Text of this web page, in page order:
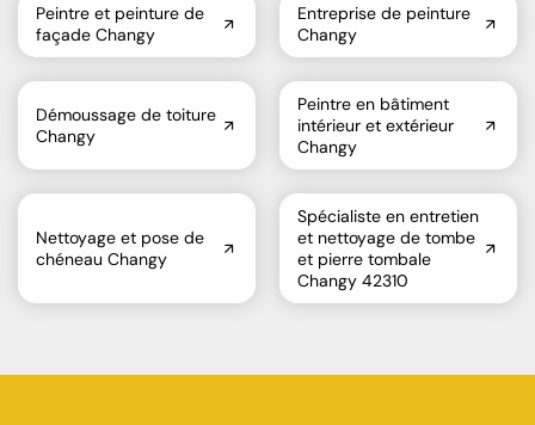
Peintre et peinture de
façade Changy
Entreprise de peinture
Changy
Démoussage de toiture
Changy
Peintre en bâtiment
intérieur et extérieur
Changy
Nettoyage et pose de
chéneau Changy
Spécialiste en entretien
et nettoyage de tombe
et pierre tombale
Changy 42310